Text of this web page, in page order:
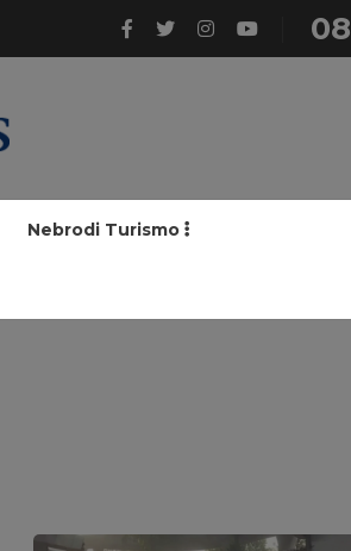
08
Nebrodi Turismo